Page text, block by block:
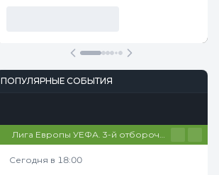
ПОПУЛЯРНЫЕ СОБЫТИЯ
Лига Европы УЕФА. 3-й отборочный этап. Первые матчи
Сегодня в 18:00